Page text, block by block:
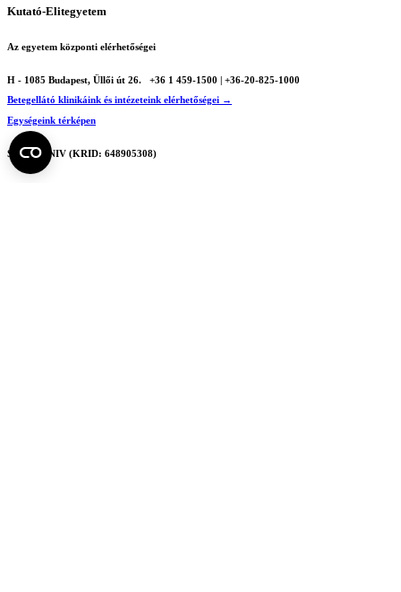
Kutató-Elitegyetem
Az egyetem központi elérhetőségei
H - 1085 Budapest, Üllői út 26.
+36 1 459-1500 | +36-20-825-1000
Betegellátó klinikáink és intézeteink elérhetőségei →
Egységeink térképen
SEMEDUNIV (KRID: 648905308)